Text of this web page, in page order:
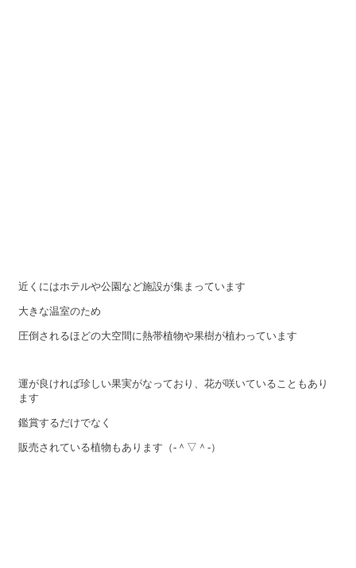
近くにはホテルや公園など施設が集まっています
大きな温室のため
圧倒されるほどの大空間に熱帯植物や果樹が植わっています
運が良ければ珍しい果実がなっており、花が咲いていることもあり
ます
鑑賞するだけでなく
販売されている植物もあります（‐＾▽＾‐）